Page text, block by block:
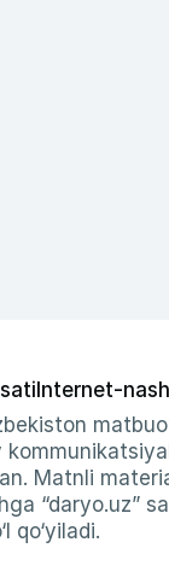
Internet-
Matnli
“daryo.uz”
qo‘yiladi.